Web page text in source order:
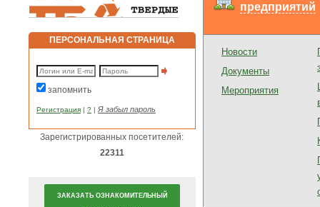
ПЕРСОНАЛЬНАЯ СТРАНИЦА
запомнить
Регистрация | ? | Я забыл пароль
Зарегистрированных посетителей:
22311
ЗАКАЗАТЬ ОЗНАКОМИТЕЛЬНЫЙ
предприятий
Новости
Документы
Мероприятия